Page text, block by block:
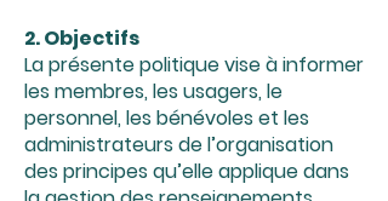
2. Objectifs
La présente politique vise à informer
les membres, les usagers, le
personnel, les bénévoles et les
administrateurs de l’organisation
des principes qu’elle applique dans